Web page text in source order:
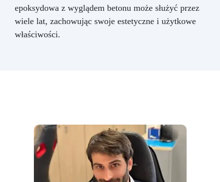
epoksydowa z wyglądem betonu może służyć przez
wiele lat, zachowując swoje estetyczne i użytkowe
właściwości.